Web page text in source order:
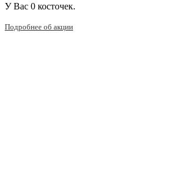
У Вас 0 косточек.
Подробнее об акции